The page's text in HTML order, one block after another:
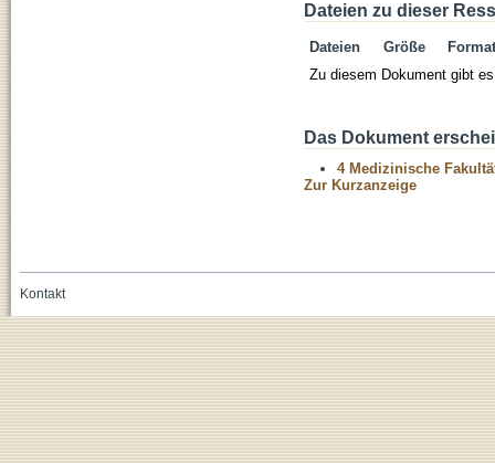
Dateien zu dieser
Dateien Größe
Format
Zu diesem Dokument gibt
Das Dokument
4 Medizinische
Zur Kurzanzeige
Kontakt